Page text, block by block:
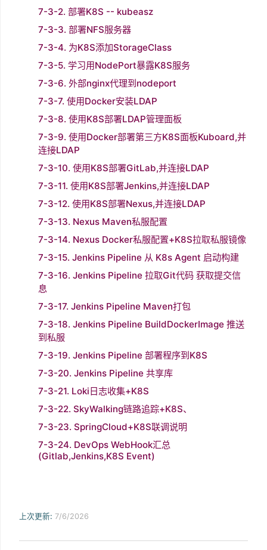
7-3-2. 部署K8S -- kubeasz
7-3-3. 部署NFS服务器
7-3-4. 为K8S添加StorageClass
7-3-5. 学习用NodePort暴露K8S服务
7-3-6. 外部nginx代理到nodeport
7-3-7. 使用Docker安装LDAP
7-3-8. 使用K8S部署LDAP管理面板
7-3-9. 使用Docker部署第三方K8S面板Kuboard,并
连接LDAP
7-3-10. 使用K8S部署GitLab,并连接LDAP
7-3-11. 使用K8S部署Jenkins,并连接LDAP
7-3-12. 使用K8S部署Nexus,并连接LDAP
7-3-13. Nexus Maven私服配置
7-3-14. Nexus Docker私服配置+K8S拉取私服镜像
7-3-15. Jenkins Pipeline 从 K8s Agent 启动构建
7-3-16. Jenkins Pipeline 拉取Git代码 获取提交信
息
7-3-17. Jenkins Pipeline Maven打包
7-3-18. Jenkins Pipeline BuildDockerImage 推送
到私服
7-3-19. Jenkins Pipeline 部署程序到K8S
7-3-20. Jenkins Pipeline 共享库
7-3-21. Loki日志收集+K8S
7-3-22. SkyWalking链路追踪+K8S、
7-3-23. SpringCloud+K8S联调说明
7-3-24. DevOps WebHook汇总
(Gitlab,Jenkins,K8S Event)
上次更新: 7/6/2026